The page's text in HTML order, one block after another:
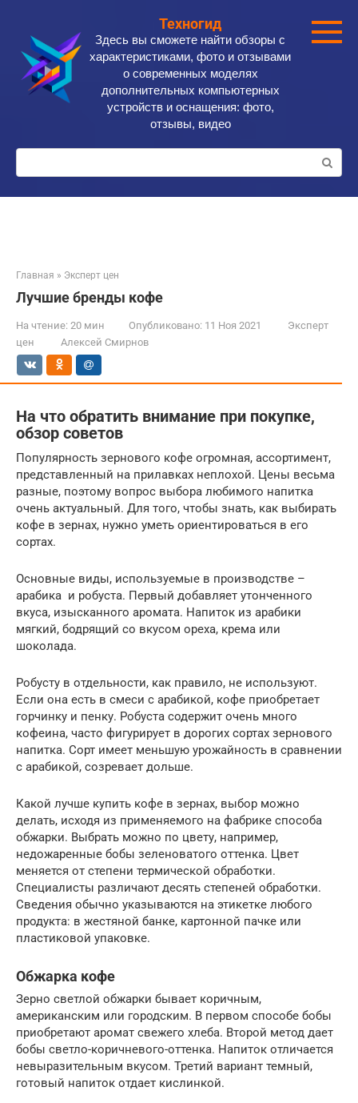
контенту
Техногид
Здесь вы сможете найти обзоры с
характеристиками, фото и отзывами
о современных моделях
дополнительных компьютерных
устройств и оснащения: фото,
отзывы, видео
Поиск:
Главная » Эксперт цен
Лучшие бренды кофе
На чтение: 20 мин Опубликовано: 11 Ноя 2021
Эксперт
цен
Алексей Смирнов
На что обратить внимание при покупке,
обзор советов
Популярность зернового кофе огромная, ассортимент,
представленный на прилавках неплохой. Цены весьма
разные, поэтому вопрос выбора любимого напитка
очень актуальный. Для того, чтобы знать, как выбирать
кофе в зернах, нужно уметь ориентироваться в его
сортах.
Основные виды, используемые в производстве –
арабика и робуста. Первый добавляет утонченного
вкуса, изысканного аромата. Напиток из арабики
мягкий, бодрящий со вкусом ореха, крема или
шоколада.
Робусту в отдельности, как правило, не используют.
Если она есть в смеси с арабикой, кофе приобретает
горчинку и пенку. Робуста содержит очень много
кофеина, часто фигурирует в дорогих сортах зернового
напитка. Сорт имеет меньшую урожайность в сравнении
с арабикой, созревает дольше.
Какой лучше купить кофе в зернах, выбор можно
делать, исходя из применяемого на фабрике способа
обжарки. Выбрать можно по цвету, например,
недожаренные бобы зеленоватого оттенка. Цвет
меняется от степени термической обработки.
Специалисты различают десять степеней обработки.
Сведения обычно указываются на этикетке любого
продукта: в жестяной банке, картонной пачке или
пластиковой упаковке.
Обжарка кофе
Зерно светлой обжарки бывает коричным,
американским или городским. В первом способе бобы
приобретают аромат свежего хлеба. Второй метод дает
бобы светло-коричневого-оттенка. Напиток отличается
невыразительным вкусом. Третий вариант темный,
готовый напиток отдает кислинкой.